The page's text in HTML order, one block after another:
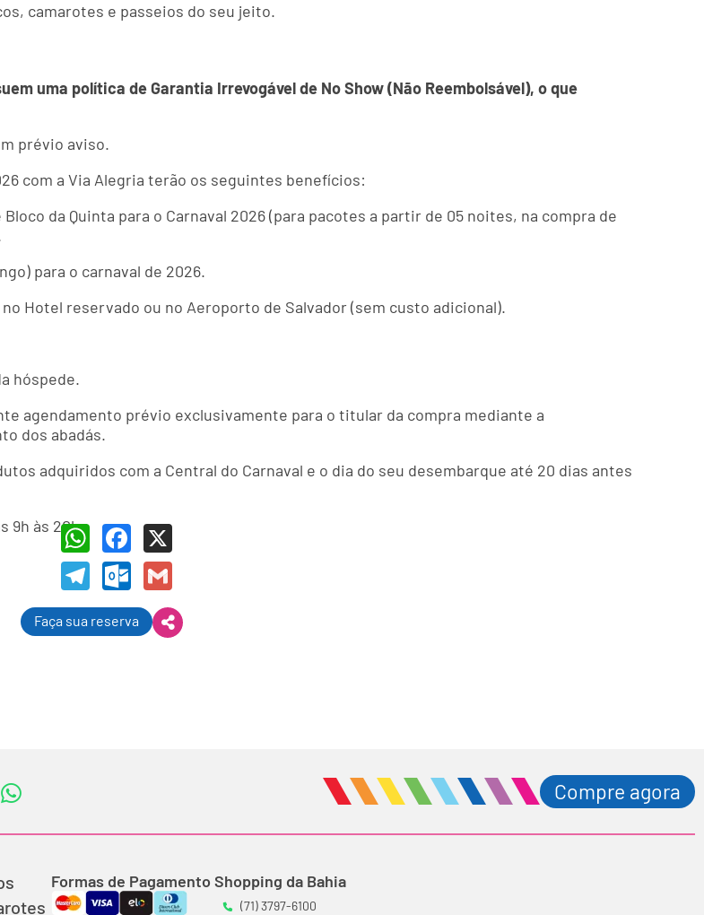
camarotes e passeios do seu jeito.
uma política de Garantia Irrevogável de No Show (Não Reembolsável), o que
prévio aviso.
com a Via Alegria terão os seguintes benefícios:
da Quinta para o Carnaval 2026 (para pacotes a partir de 05 noites, na compra de
para o carnaval de 2026.
Hotel reservado ou no Aeroporto de Salvador (sem custo adicional).
hóspede.
agendamento prévio exclusivamente para o titular da compra mediante a
dos abadás.
adquiridos com a Central do Carnaval e o dia do seu desembarque até 20 dias antes
9h às 20h.
Faça sua reserva
WhatsAppFacebook
X
TelegramOutlook.com
Gmail
Compre agora
Formas de Pagamento Shopping da Bahia
(71) 3797-6100